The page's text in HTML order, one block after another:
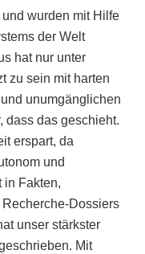
wurden mit Hilfe
der Welt
hat nur unter
zu sein mit harten
unumgänglichen
dass das geschieht.
erspart, da
und
in Fakten,
Dossiers
unser stärkster
Mit